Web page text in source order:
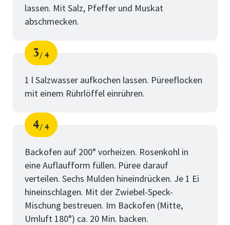
lassen. Mit Salz, Pfeffer und Muskat
abschmecken.
Schritt
3
von
4
1 l Salzwasser aufkochen lassen. Püreeflocken
mit einem Rührlöffel einrühren.
Schritt
4
von
4
Backofen auf 200° vorheizen. Rosenkohl in
eine Auflaufform füllen. Püree darauf
verteilen. Sechs Mulden hineindrücken. Je 1 Ei
hineinschlagen. Mit der Zwiebel-Speck-
Mischung bestreuen. Im Backofen (Mitte,
Umluft 180°) ca. 20 Min. backen.